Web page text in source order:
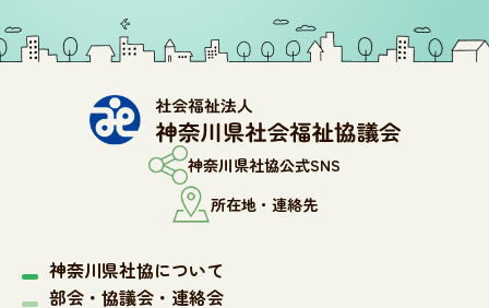
神奈川県社協公式SNS
所在地・連絡先
神奈川県社協について
部会・協議会・連絡会